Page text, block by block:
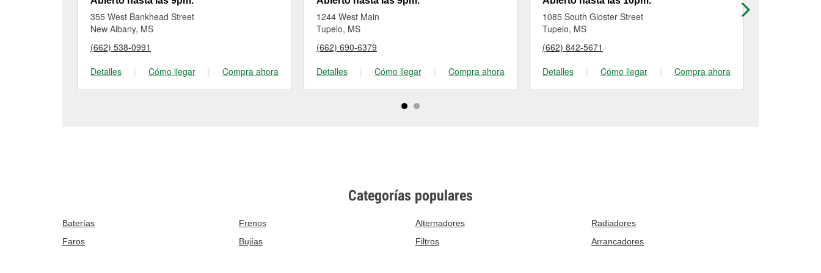
355 West Bankhead Street
New Albany, MS
(662) 538-0991
Detalles
| Cómo llegar | Compra ahora
1244 West Main
Tupelo, MS
(662) 690-6379
Detalles
| Cómo llegar | Compra ahora
1085 South Gloster Street
Tupelo, MS
(662) 842-5671
Detalles
| Cómo llegar | Compra ahora
Categorías populares
Baterías Frenos Alternadores
Radiadores
Faros
Bujías Filtros Arrancadores